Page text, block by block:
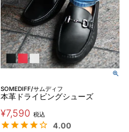
SOMEDIFF/サムディフ
本革ドライビングシューズ
¥7,590 税込
4.00